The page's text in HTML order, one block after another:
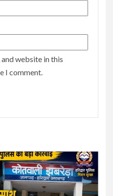
and website in this
I comment.